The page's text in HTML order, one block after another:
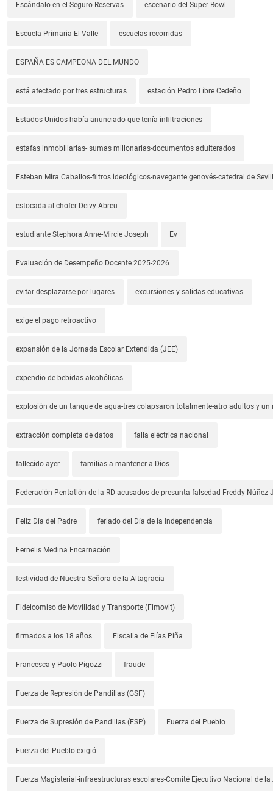
Escándalo en el Seguro Reservas escenario del Super Bowl
Escuela Primaria El Valle escuelas recorridas
ESPAÑA ES CAMPEONA DEL MUNDO
está afectado por tres estructuras estación Pedro Libre Cedeño
Estados Unidos había anunciado que tenía infiltraciones
estafas inmobiliarias- sumas millonarias-documentos adulterados
Esteban Mira Caballos-filtros ideológicos-navegante genovés-catedral de
estocada al chofer Deivy Abreu
estudiante Stephora Anne-Mircie Joseph Ev
Evaluación de Desempeño Docente 2025-2026
evitar desplazarse por lugares excursiones y salidas educativas
exige el pago retroactivo
expansión de la Jornada Escolar Extendida (JEE)
expendio de bebidas alcohólicas
explosión de un tanque de agua-tres colapsaron totalmente-atro adultos y un
extracción completa de datos falla eléctrica nacional
fallecido ayer familias a mantener a Dios
Federación Pentatlón de la RD-acusados de presunta falsedad-Freddy Núñez
Feliz Día del Padre feriado del Día de la Independencia
Fernelis Medina Encarnación
festividad de Nuestra Señora de la Altagracia
Fideicomiso de Movilidad y Transporte (Fimovit)
firmados a los 18 años Fiscalia de Elías Piña
Francesca y Paolo Pigozzi fraude
Fuerza de Represión de Pandillas (GSF)
Fuerza de Supresión de Pandillas (FSP) Fuerza del Pueblo
Fuerza del Pueblo exigió
Fuerza Magisterial-infraestructuras escolares-Comité Ejecutivo Nacional de la